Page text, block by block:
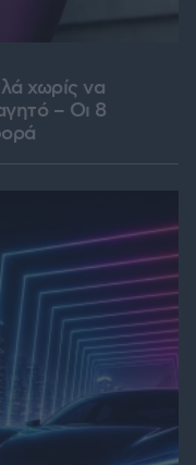
χωρίς να
– Οι 8